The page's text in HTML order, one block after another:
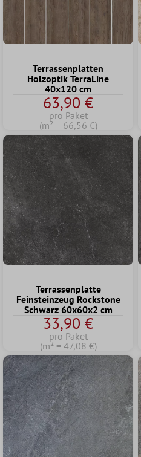
Terrassenplatten
Holzoptik TerraLine
40x120 cm
63,90 €
pro Paket
(m² = 66,56 €)
Terrassenplatte
Feinsteinzeug Rockstone
Schwarz 60x60x2 cm
33,90 €
pro Paket
(m² = 47,08 €)